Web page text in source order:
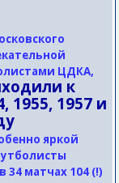
ЦДКА,
к
1955, 1957 и
яркой
матчах 104 (!)